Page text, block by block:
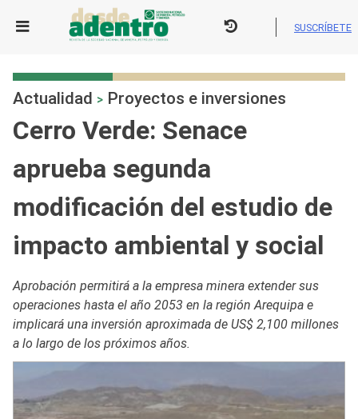
SUSCRÍBETE
Actualidad > Proyectos e inversiones
Cerro Verde: Senace
aprueba segunda
modificación del estudio de
impacto ambiental y social
Aprobación permitirá a la empresa minera extender sus
operaciones hasta el año 2053 en la región Arequipa e
implicará una inversión aproximada de US$ 2,100 millones
a lo largo de los próximos años.